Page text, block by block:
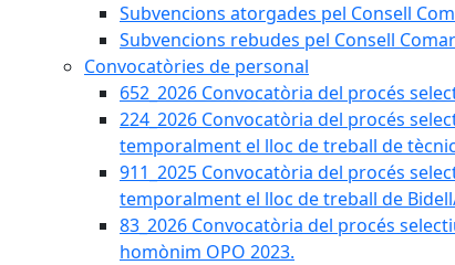
Subvencions atorgades pel Consell
Subvencions rebudes pel Consell
Convocatòries de personal
652_2026 Convocatòria del procés
224_2026 Convocatòria del procés
temporalment el lloc de treball de
911_2025 Convocatòria del procés
temporalment el lloc de treball de
83_2026 Convocatòria del procés
homònim OPO 2023.